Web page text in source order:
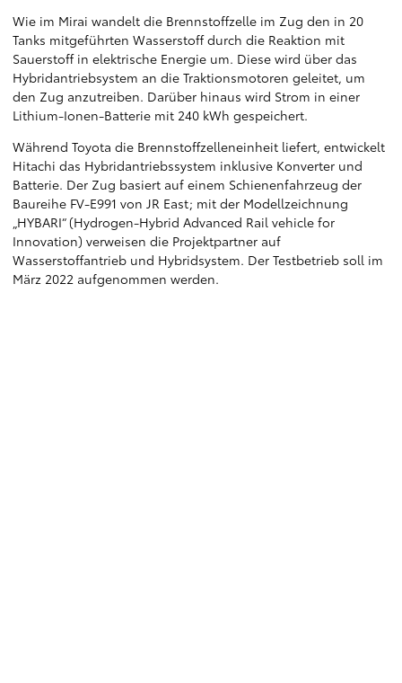
Wie im Mirai wandelt die Brennstoffzelle im Zug den in 20
Tanks mitgeführten Wasserstoff durch die Reaktion mit
Sauerstoff in elektrische Energie um. Diese wird über das
Hybridantriebsystem an die Traktionsmotoren geleitet, um
den Zug anzutreiben. Darüber hinaus wird Strom in einer
Lithium-Ionen-Batterie mit 240 kWh gespeichert.
Während Toyota die Brennstoffzelleneinheit liefert, entwickelt
Hitachi das Hybridantriebssystem inklusive Konverter und
Batterie. Der Zug basiert auf einem Schienenfahrzeug der
Baureihe FV-E991 von JR East; mit der Modellzeichnung
„HYBARI“ (Hydrogen-Hybrid Advanced Rail vehicle for
Innovation) verweisen die Projektpartner auf
Wasserstoffantrieb und Hybridsystem. Der Testbetrieb soll im
März 2022 aufgenommen werden.